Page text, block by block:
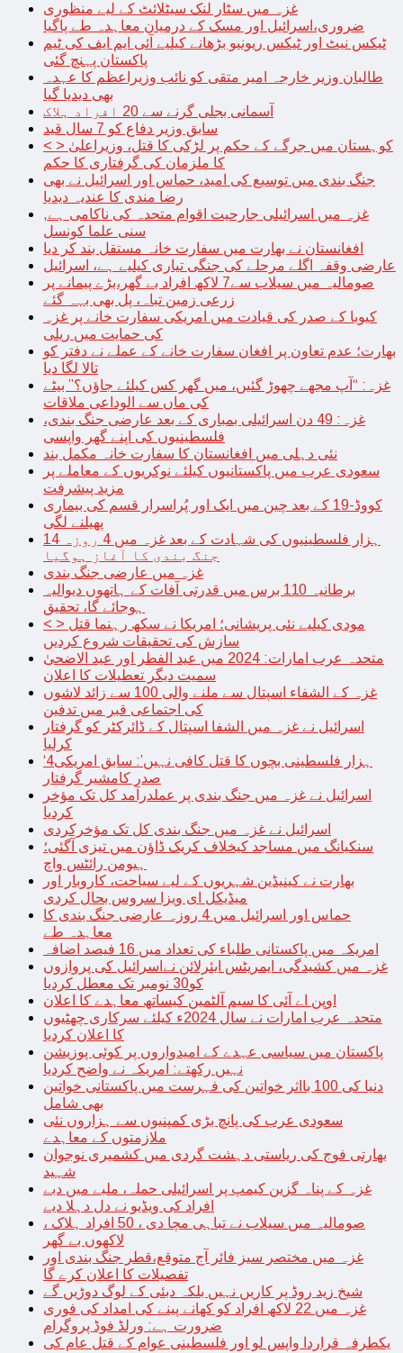
غزہ میں سٹار لنک سیٹلائٹ کے لیے منظوری
ضروری،اسرائیل اور مسک کے درمیان معاہدہ طے پاگیا
ٹیکس نیٹ اور ٹیکس ریونیو بڑھانے کیلیے آئی ایم ایف کی ٹیم
پاکستان پہنچ گئی
طالبان وزیر خارجہ امیر متقی کو نائب وزیراعظم کا عہدہ
بھی دیدیا گیا
آسمانی بجلی گرنے سے 20 افراد ہلاک
سابق وزیر دفاع کو 7 سال قید
< > کوہستان میں جرگے کے حکم پر لڑکی کا قتل، وزیراعلیٰ
کا ملزمان کی گرفتاری کا حکم
جنگ بندی میں توسیع کی امید، حماس اور اسرائیل نے بھی
رضا مندی کا عندیہ دیدیا
غزہ میں اسرائیلی جارحیت اقوام متحدہ کی ناکامی ہے,
سنی علما کونسل
افغانستان نے بھارت میں سفارت خانہ مستقل بند کر دیا
عارضی وقفہ اگلے مرحلے کی جنگی تیاری کیلیے ہے، اسرائیل
صومالیہ میں سیلاب سے7 لاکھ افراد بے گھر،بڑے پیمانے پر
زرعی زمین تباہ، پل بھی بہہ گئے
کیوبا کے صدر کی قیادت میں امریکی سفارت خانے پر غزہ
کی حمایت میں ریلی
بھارت؛ عدم تعاون پر افغان سفارت خانے کے عملے نے دفتر کو
تالا لگا دیا
غزہ: “آپ مجھے چھوڑ گئیں، میں گھر کس کیلئے جاؤں؟” بیٹے
کی ماں سے الوداعی ملاقات
غزہ: 49 دن اسرائیلی بمباری کے بعد عارضی جنگ بندی،
فلسطینیوں کی اپنے گھر واپسی
نئی دہلی میں افغانستان کا سفارت خانہ مکمل بند
سعودی عرب میں پاکستانیوں کیلئے نوکریوں کے معاملے پر
مزید پیشرفت
کووڈ-19 کے بعد چین میں ایک اور پُراسرار قسم کی بیماری
پھیلنے لگی
14 ہزار فلسطینیوں کی شہادت کے بعد غزہ میں 4 روزہ
جنگ بندی کا آغاز ہوگیا
غزہ میں عارضی جنگ بندی
برطانیہ 110 برس میں قدرتی آفات کے ہاتھوں دیوالیہ
ہوجائے گا، تحقیق
< > مودی کیلیے نئی پریشانی؛ امریکا نے سکھ رہنما قتل
سازش کی تحقیقات شروع کردیں
متحدہ عرب امارات: 2024 میں عید الفطر اور عید الاضحیٰ
سمیت دیگر تعطیلات کا اعلان
غزہ کے الشفاء اسپتال سے ملنے والی 100 سے زائد لاشوں
کی اجتماعی قبر میں تدفین
اسرائیل نے غزہ میں الشفا اسپتال کے ڈائرکٹر کو گرفتار
کرلیا
‘4ہزار فلسطینی بچوں کا قتل کافی نہیں’: سابق امریکی
صدر کامشیر گرفتار
اسرائیل نے غزہ میں جنگ بندی پر عملدرآمد کل تک مؤخر
کردیا
اسرائیل نے غزہ میں جنگ بندی کل تک مؤخرکردی
سنکیانگ میں مساجد کیخلاف کریک ڈاؤن میں تیزی آگئی؛
ہیومن رائٹس واچ
بھارت نے کینیڈین شہریوں کے لیے سیاحت، کاروبار اور
میڈیکل ای ویزا سروس بحال کردی
حماس اور اسرائیل میں 4 روزہ عارضی جنگ بندی کا
معاہدہ طے
امریکہ میں پاکستانی طلباء کی تعداد میں 16 فیصد اضافہ
غزہ میں کشیدگی، ایمریٹس ایئرلائن نےاسرائیل کی پروازوں
کو30 نومبر تک معطل کردیا
اوپن اے آئی کا سیم آلٹمین کیساتھ معاہدے کا اعلان
متحدہ عرب امارات نے سال 2024ء کیلئے سرکاری چھٹیوں
کا اعلان کردیا
پاکستان میں سیاسی عہدے کے امیدواروں پر کوئی پوزیشن
نہیں رکھتے: امریکہ نے واضح کردیا
دنیا کی 100 بااثر خواتین کی فہرست میں پاکستانی خواتین
بھی شامل
سعودی عرب کی پانچ بڑی کمپنیوں سے ہزاروں نئی
ملازمتوں کے معاہدے
بھارتی فوج کی ریاستی دہشت گردی میں کشمیری نوجوان
شہید
غزہ کے پناہ گزین کیمپ پر اسرائیلی حملہ، ملبے میں دبے
افراد کی ویڈیو نے دل دہلا دیے
صومالیہ میں سیلاب نے تباہی مچا دی ، 50 افراد ہلاک ،
لاکھوں بے گھر
غزہ میں مختصر سیز فائر آج متوقع،قطر جنگ بندی اور
تفصیلات کا اعلان کرے گا
شیخ زید روڈ پر کاریں نہیں بلکہ دبئی کے لوگ دوڑیں گے
غزہ میں 22 لاکھ افراد کو کھانے پینے کی امداد کی فوری
ضرورت ہے: ورلڈ فوڈ پروگرام
یکطرفہ قراردا واپس لو اور فلسطینی عوام کے قتل عام کی